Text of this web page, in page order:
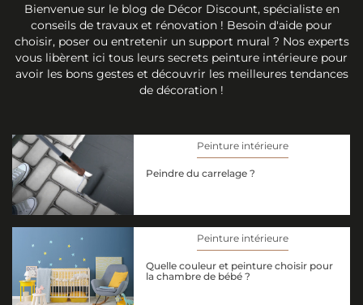
Bienvenue sur le blog de Décor Discount, spécialiste en
conseils de travaux et rénovation ! Besoin d'aide pour
choisir, poser ou entretenir un support mural ? Nos experts
vous libèrent ici tous leurs secrets peinture intérieure pour
avoir les bons gestes et découvrir les meilleures tendances
de décoration !
Peinture intérieure
Peindre du carrelage ?
Peinture intérieure
Quelle couleur et peinture choisir pour
la chambre de bébé ?